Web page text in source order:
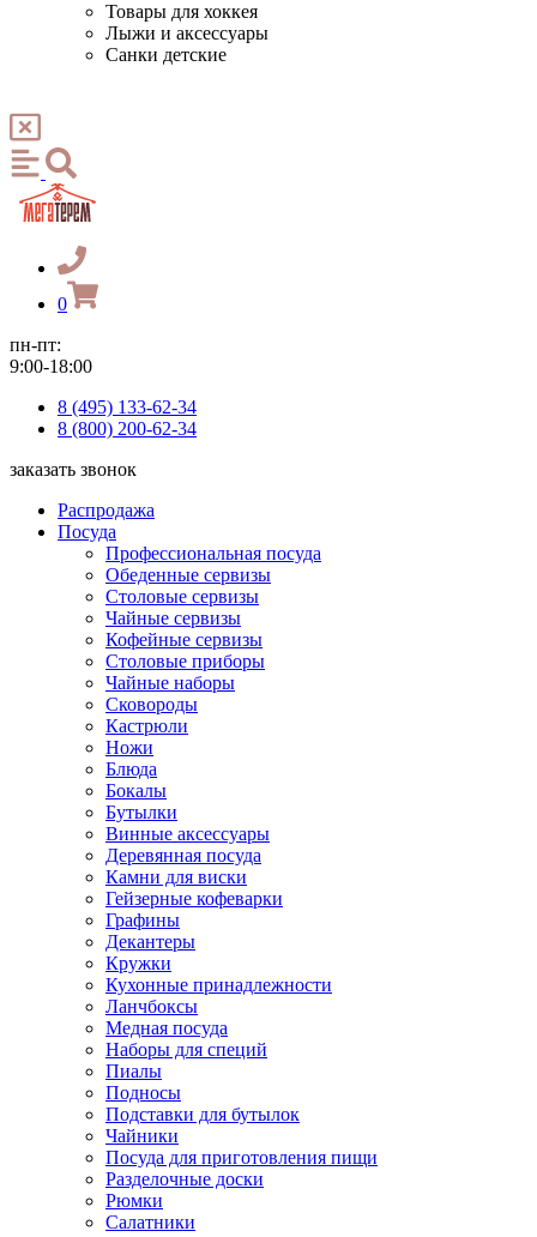
Товары для хоккея
Лыжи и аксессуары
Санки детские
0
пн-пт:
9:00-18:00
8 (495) 133-62-34
8 (800) 200-62-34
заказать звонок
Распродажа
Посуда
Профессиональная посуда
Обеденные сервизы
Столовые сервизы
Чайные сервизы
Кофейные сервизы
Столовые приборы
Чайные наборы
Сковороды
Кастрюли
Ножи
Блюда
Бокалы
Бутылки
Винные аксессуары
Деревянная посуда
Камни для виски
Гейзерные кофеварки
Графины
Декантеры
Кружки
Кухонные принадлежности
Ланчбоксы
Медная посуда
Наборы для специй
Пиалы
Подносы
Подставки для бутылок
Чайники
Посуда для приготовления пищи
Разделочные доски
Рюмки
Салатники